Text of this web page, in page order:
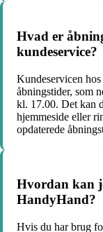
Hvad er
kundeservice?
Kundeservicen
åbningstider, som
kl. 17.00. Det kan
hjemmeside eller
opdaterede
Hvordan kan
HandyHand?
Hvis du har brug